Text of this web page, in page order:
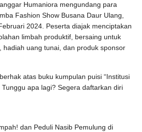
Humaniora mengundang para
Fashion Show Busana Daur Ulang,
2024. Peserta diajak menciptakan
limbah produktif, bersaing untuk
hadiah uang tunai, dan produk sponsor
atas buku kumpulan puisi “Institusi
Tunggu apa lagi? Segera daftarkan diri
dan Peduli Nasib Pemulung di